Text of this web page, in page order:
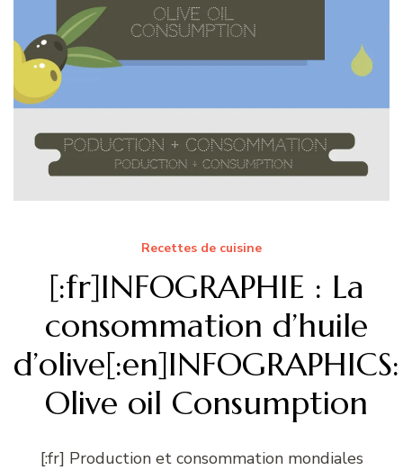
Recettes de cuisine
[:fr]INFOGRAPHIE : La
consommation d’huile
d’olive[:en]INFOGRAPHICS:
Olive oil Consumption
[:fr] Production et consommation mondiales